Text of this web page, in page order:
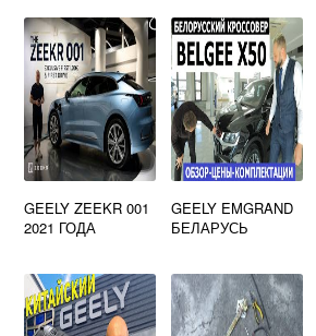
GEELY ZEEKR 001
2021 ГОДА
GEELY EMGRAND
БЕЛАРУСЬ